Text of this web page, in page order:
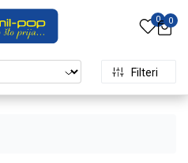
0 0
Filteri